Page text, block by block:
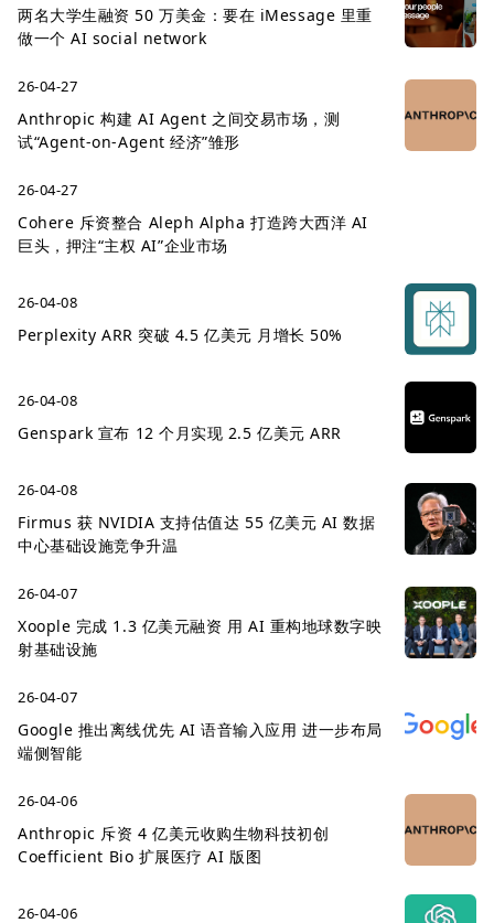
两名大学生融资 50 万美金：要在 iMessage 里重
做一个 AI social network
26-04-27
Anthropic 构建 AI Agent 之间交易市场，测
试“Agent-on-Agent 经济”雏形
26-04-27
Cohere 斥资整合 Aleph Alpha 打造跨大西洋 AI
巨头，押注“主权 AI”企业市场
26-04-08
Perplexity ARR 突破 4.5 亿美元 月增长 50%
26-04-08
Genspark 宣布 12 个月实现 2.5 亿美元 ARR
26-04-08
Firmus 获 NVIDIA 支持估值达 55 亿美元 AI 数据
中心基础设施竞争升温
26-04-07
Xoople 完成 1.3 亿美元融资 用 AI 重构地球数字映
射基础设施
26-04-07
Google 推出离线优先 AI 语音输入应用 进一步布局
端侧智能
26-04-06
Anthropic 斥资 4 亿美元收购生物科技初创
Coefficient Bio 扩展医疗 AI 版图
26-04-06